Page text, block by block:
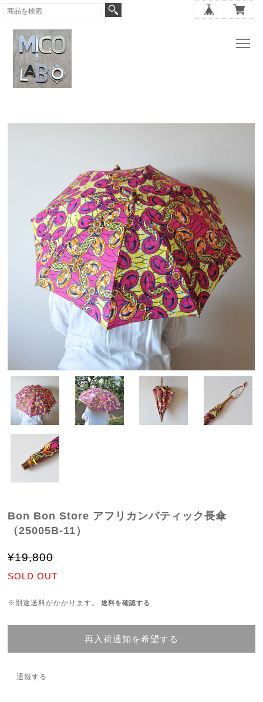
Bon Bon Store アフリカンバティック長傘
（25005B-11）
¥19,800
SOLD OUT
※別途送料がかかります。 送料を確認する
再入荷通知を希望する
通報する